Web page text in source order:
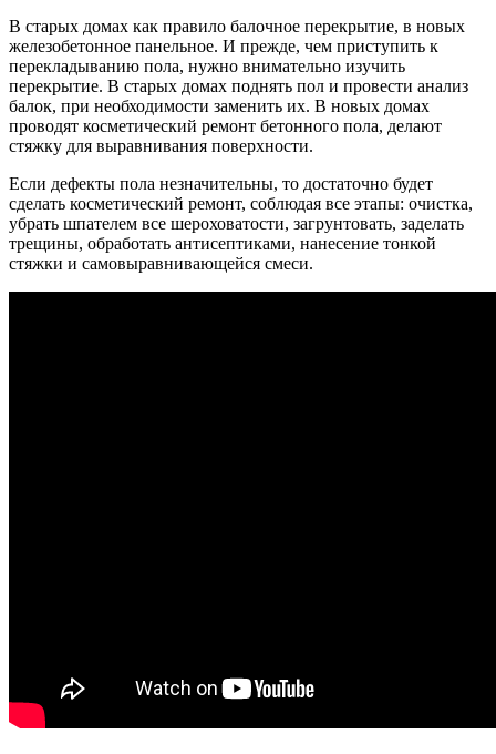
В старых домах как правило балочное перекрытие, в новых
железобетонное панельное. И прежде, чем приступить к
перекладыванию пола, нужно внимательно изучить
перекрытие. В старых домах поднять пол и провести анализ
балок, при необходимости заменить их. В новых домах
проводят косметический ремонт бетонного пола, делают
стяжку для выравнивания поверхности.
Если дефекты пола незначительны, то достаточно будет
сделать косметический ремонт, соблюдая все этапы: очистка,
убрать шпателем все шероховатости, загрунтовать, заделать
трещины, обработать антисептиками, нанесение тонкой
стяжки и самовыравнивающейся смеси.